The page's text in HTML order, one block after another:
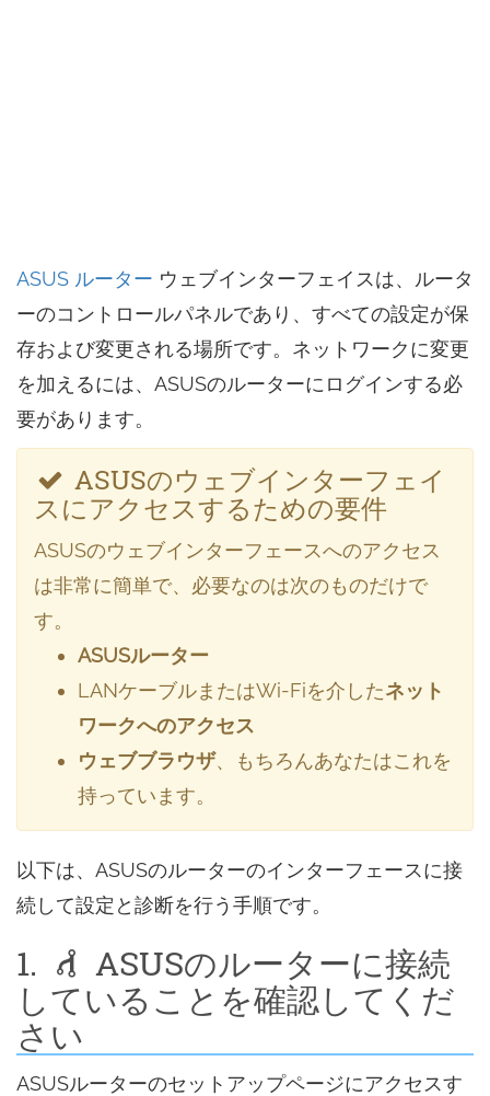
ASUS ルーター ウェブインターフェイスは、ルータ
ーのコントロールパネルであり、すべての設定が保
存および変更される場所です。ネットワークに変更
を加えるには、ASUSのルーターにログインする必
要があります。
ASUSのウェブインターフェイ
スにアクセスするための要件
ASUSのウェブインターフェースへのアクセス
は非常に簡単で、必要なのは次のものだけで
す。
ASUSルーター
LANケーブルまたはWi-Fiを介したネット
ワークへのアクセス
ウェブブラウザ、もちろんあなたはこれを
持っています。
以下は、ASUSのルーターのインターフェースに接
続して設定と診断を行う手順です。
1.
ASUSのルーターに接続
していることを確認してくだ
さい
ASUSルーターのセットアップページにアクセスす